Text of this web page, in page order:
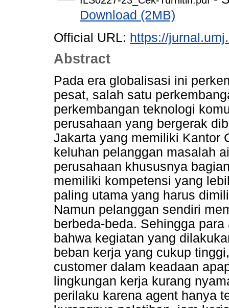
Download (2MB)
Official URL: https://
Abstract
Pada era globalisasi ini
pesat, salah satu
perkembangan teknologi
perusahaan yang bergerak
Jakarta yang memiliki Kantor
keluhan pelanggan masalah
perusahaan khususnya
memiliki kompetensi yang
paling utama yang harus
Namun pelanggan sendiri
berbeda-beda. Sehingga
bahwa kegiatan yang
beban kerja yang cukup
customer dalam keadaan
lingkungan kerja kurang
perilaku karena agent hanya